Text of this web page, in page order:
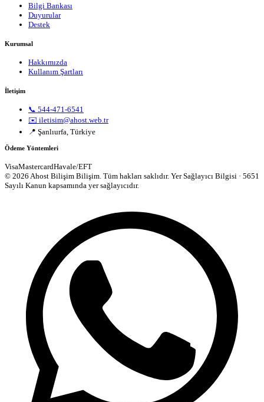
Bilgi Bankası
Duyurular
Destek
Kurumsal
Hakkımızda
Kullanım Şartları
İletişim
📞 544-471-6541
✉️ iletisim@ahost.web.tr
📍 Şanlıurfa, Türkiye
Ödeme Yöntemleri
VisaMastercardHavale/EFT
© 2026 Ahost Bilişim Bilişim. Tüm hakları saklıdır. Yer Sağlayıcı Bilgisi · 5651
Sayılı Kanun kapsamında yer sağlayıcıdır.